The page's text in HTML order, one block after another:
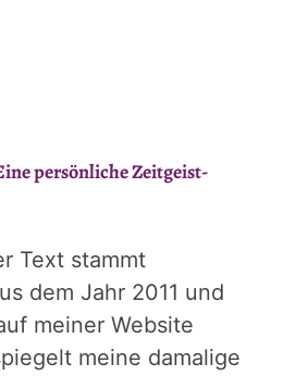
persönliche Zeitgeist-
Text stammt
dem Jahr 2011 und
meiner Website
meine damalige